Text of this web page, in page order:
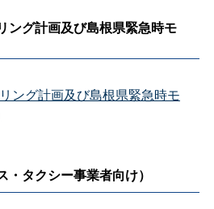
ング計画及び島根県緊急時モ
ング計画及び島根県緊急時モ
タクシー事業者向け）